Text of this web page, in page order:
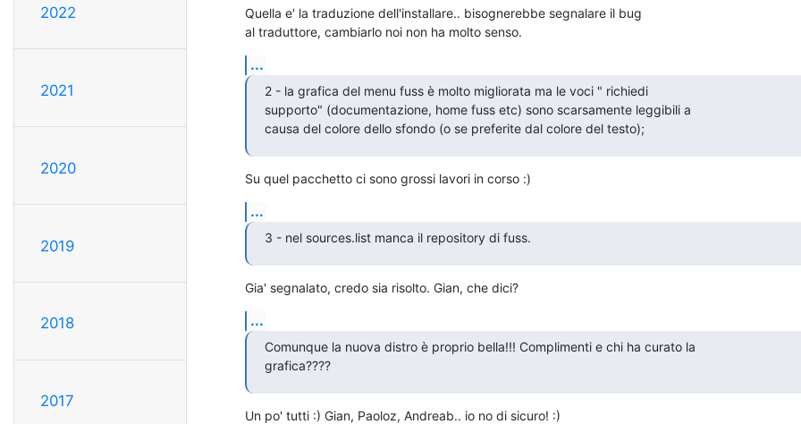
2022
2021
2020
2019
2018
2017
Quella e' la traduzione dell'installare.. bisognerebbe segnalare il bug
al traduttore, cambiarlo noi non ha molto senso.
...
2 - la grafica del menu fuss è molto migliorata ma le voci " richiedi
supporto" (documentazione, home fuss etc) sono scarsamente leggibili a
causa del colore dello sfondo (o se preferite dal colore del testo);
Su quel pacchetto ci sono grossi lavori in corso :)
...
3 - nel sources.list manca il repository di fuss.
Gia' segnalato, credo sia risolto. Gian, che dici?
...
Comunque la nuova distro è proprio bella!!! Complimenti e chi ha curato la
grafica????
Un po' tutti :) Gian, Paoloz, Andreab.. io no di sicuro! :)